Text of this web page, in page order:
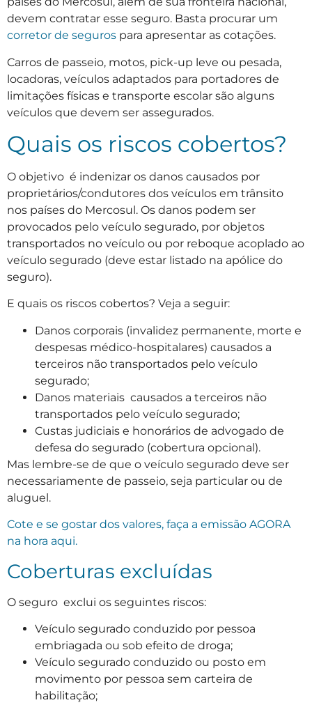
devem contratar esse seguro. Basta procurar um
corretor de seguros para apresentar as cotações.
Carros de passeio, motos, pick-up leve ou pesada,
locadoras, veículos adaptados para portadores de
limitações físicas e transporte escolar são alguns
veículos que devem ser assegurados.
Quais os riscos cobertos?
O objetivo é indenizar os danos causados por
proprietários/condutores dos veículos em trânsito
nos países do Mercosul. Os danos podem ser
provocados pelo veículo segurado, por objetos
transportados no veículo ou por reboque acoplado ao
veículo segurado (deve estar listado na apólice do
seguro).
E quais os riscos cobertos? Veja a seguir:
Danos corporais (invalidez permanente, morte e
despesas médico-hospitalares) causados a
terceiros não transportados pelo veículo
segurado;
Danos materiais causados a terceiros não
transportados pelo veículo segurado;
Custas judiciais e honorários de advogado de
defesa do segurado (cobertura opcional).
Mas lembre-se de que o veículo segurado deve ser
necessariamente de passeio, seja particular ou de
aluguel.
Cote e se gostar dos valores, faça a emissão AGORA
na hora aqui.
Coberturas excluídas
O seguro exclui os seguintes riscos:
Veículo segurado conduzido por pessoa
embriagada ou sob efeito de droga;
Veículo segurado conduzido ou posto em
movimento por pessoa sem carteira de
habilitação;